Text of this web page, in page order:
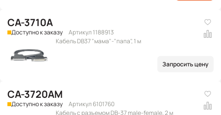
CA-3710A
Доступно к заказу
Артикул 1188913
Кабель DB37 "мама"-"папа", 1 м
Запросить цену
CA-3720AM
Доступно к заказу
Артикул 6101760
Кабель с разъемом DB-37 male-female, 2 м